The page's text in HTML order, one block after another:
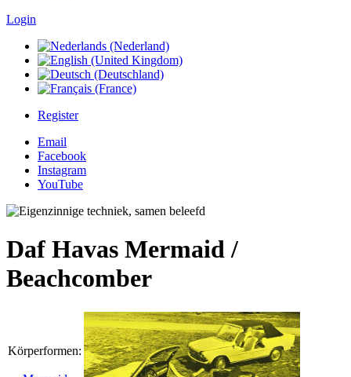
Login
Register
Email
Facebook
Instagram
YouTube
Daf Havas Mermaid /
Beachcomber
Körperformen: